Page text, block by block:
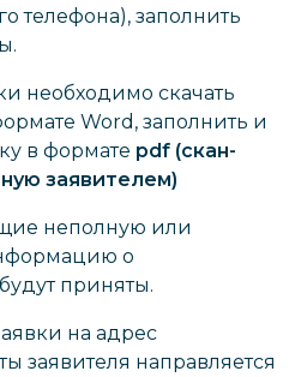
телефона), заполнить
необходимо скачать
Word, заполнить и
в формате pdf (скан-
заявителем)
неполную или
о
приняты.
на адрес
заявителя направляется